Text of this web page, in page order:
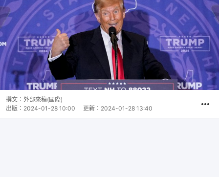
撰文： 外部來稿(國際)
出版： 2024-01-28 10:00 更新： 2024-01-28 13:40